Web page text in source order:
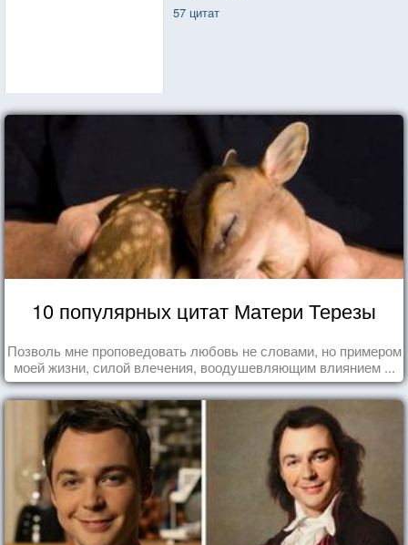
57 цитат
10 популярных цитат Матери Терезы
Позволь мне проповедовать любовь не словами, но примером
моей жизни, силой влечения, воодушевляющим влиянием ...